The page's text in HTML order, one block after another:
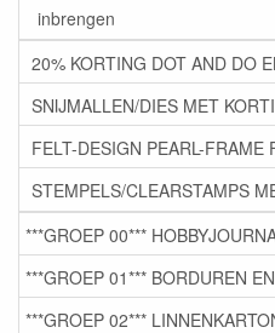
inbrengen
20% KORTING DOT AND DO
SNIJMALLEN/DIES MET
FELT-DESIGN PEARL-FRAME
STEMPELS/CLEARSTAMPS
***GROEP 00***
***GROEP 01*** BORDUREN
***GROEP 02***